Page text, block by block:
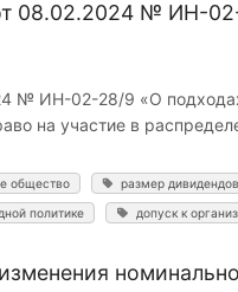
08.02.2024 № ИН-
№ ИН-02-28/9 «О
на участие в
общество размер дивидендов
политике допуск к